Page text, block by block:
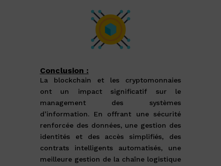
Conclusion :
La blockchain et les cryptomonnaies
ont un impact significatif sur le
management des systèmes
d’information. En offrant une sécurité
renforcée des données, une gestion des
identités et des accès simplifiés, des
contrats intelligents automatisés, une
meilleure gestion de la chaîne logistique